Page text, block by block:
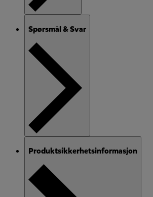
Spørsmål & Svar
Produktsikkerhetsinformasjon